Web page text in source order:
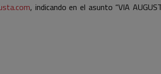
, indicando en el asunto “VIA